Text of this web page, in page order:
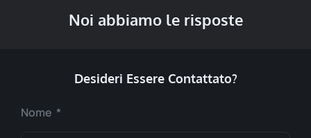
Noi abbiamo le risposte
Desideri Essere Contattato?
Nome